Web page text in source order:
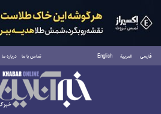
فارسی العربية English تماس با ما درباره ما
شنبه ۱۷ مرداد ۱۴۰۵